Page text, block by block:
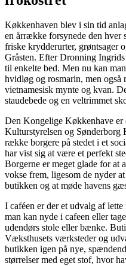
Køkkenhaven blev i sin tid
en årrække forsynede den hver
friske krydderurter, grøntsager
Gråsten. Efter Dronning
til enkelte bed. Men nu kan
hvidløg og rosmarin, men også
vietnamesisk mynte og kvan.
staudebede og en veltrimmet
Den Kongelige Køkkenhave er
Kulturstyrelsen og Sønderborg
række borgere på stedet i et
har vist sig at være et perfekt
Borgerne er meget glade for at
vokse frem, ligesom de nyder
butikken og at møde havens
I caféen er der et udvalg af
man kan nyde i cafeen eller
udendørs stole eller bænke.
Væksthusets værksteder og
butikken igen på nye,
størrelser med eget stof, hvor